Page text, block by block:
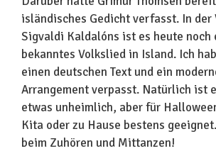
isländisches Gedicht verfasst. In der
Sigvaldi Kaldalóns ist es heute noch
bekanntes Volkslied in Island. Ich
einen deutschen Text und ein
Arrangement verpasst. Natürlich ist
etwas unheimlich, aber für
Kita oder zu Hause bestens
beim Zuhören und Mittanzen!